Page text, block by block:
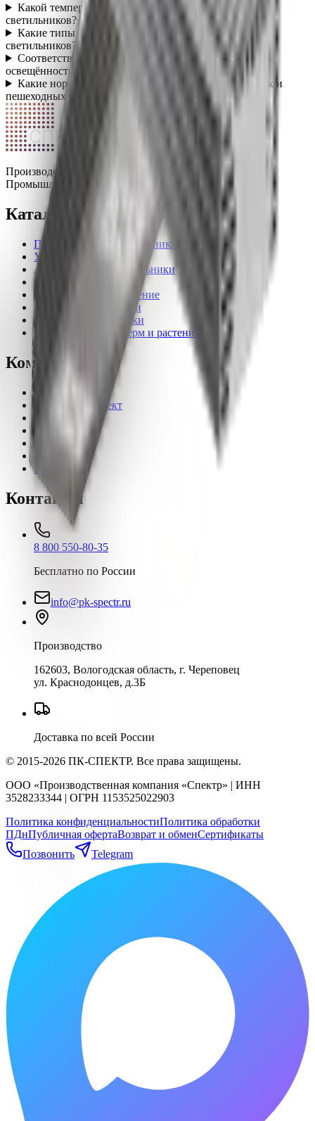
Какой температурный диапазон работы уличных
светильников?+
Какие типы крепления доступны для уличных
светильников? +
Соответствуют ли уличные светильники нормам
освещённости дорог?
Какие нормы освещённости действуют для парковок и
пешеходных зон?
СПЕКТР
Производство светодиодных светильников в России.
Промышленное, уличное и офисное освещение.
Каталог
Промышленные светильники
Уличные светильники
Архитектурные светильники
Торговое освещение
Прожекторное освещение
Бытовые светильники
Офисные светильники
Светильники для ферм и растений
Компания
О компании
Рассчитать проект
Гарантия
Контакты
Контакты
8 800 550-80-35
Бесплатно по России
info@pk-spectr.ru
Производство
162603, Вологодская область, г. Череповец
ул. Краснодонцев, д.3Б
Доставка по всей России
© 2015-2026 ПК-СПЕКТР. Все права защищены.
ООО «Производственная компания «Спектр» | ИНН
3528233344 | ОГРН 1153525022903
Политика конфиденциальностиПолитика обработки
ПДнПубличная офертаВозврат и обменСертификаты
Позвонить
Telegram